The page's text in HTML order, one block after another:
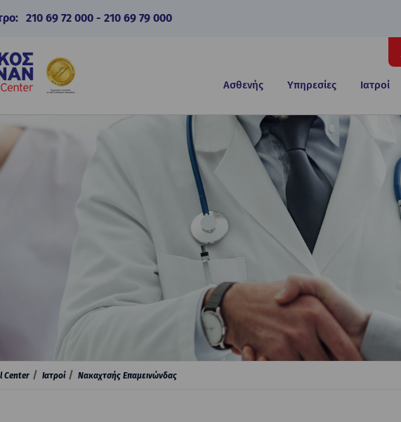
210 69 72 000 - 210 69 79 000
Ασθενής Υπηρεσίες Ιατροί
Center Ιατροί Νακαχτσής Επαμεινώνδας